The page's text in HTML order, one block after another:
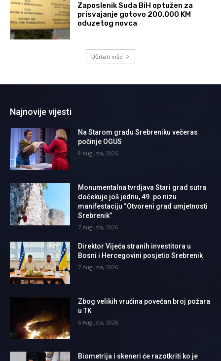
Zaposlenik Suda BiH optužen za
prisvajanje gotovo 200.000 KM
oduzetog novca
Učitati više
Najnovije vijesti
Na Starom gradu Srebreniku večeras
počinje OGUS
8 Augusta, 2026
Monumentalna tvrdjava Stari grad sutra
dočekuje još jednu, 49. po nizu
manifestaciju “Otvoreni grad umjetnosti
Srebrenik”
7 Augusta, 2026
Direktor Vijeća stranih investitora u
Bosni i Hercegovini posjetio Srebrenik
7 Augusta, 2026
Zbog velikih vrućina povećan broj požara
u TK
6 Augusta, 2026
Biometrija i skeneri će razotkriti ko je